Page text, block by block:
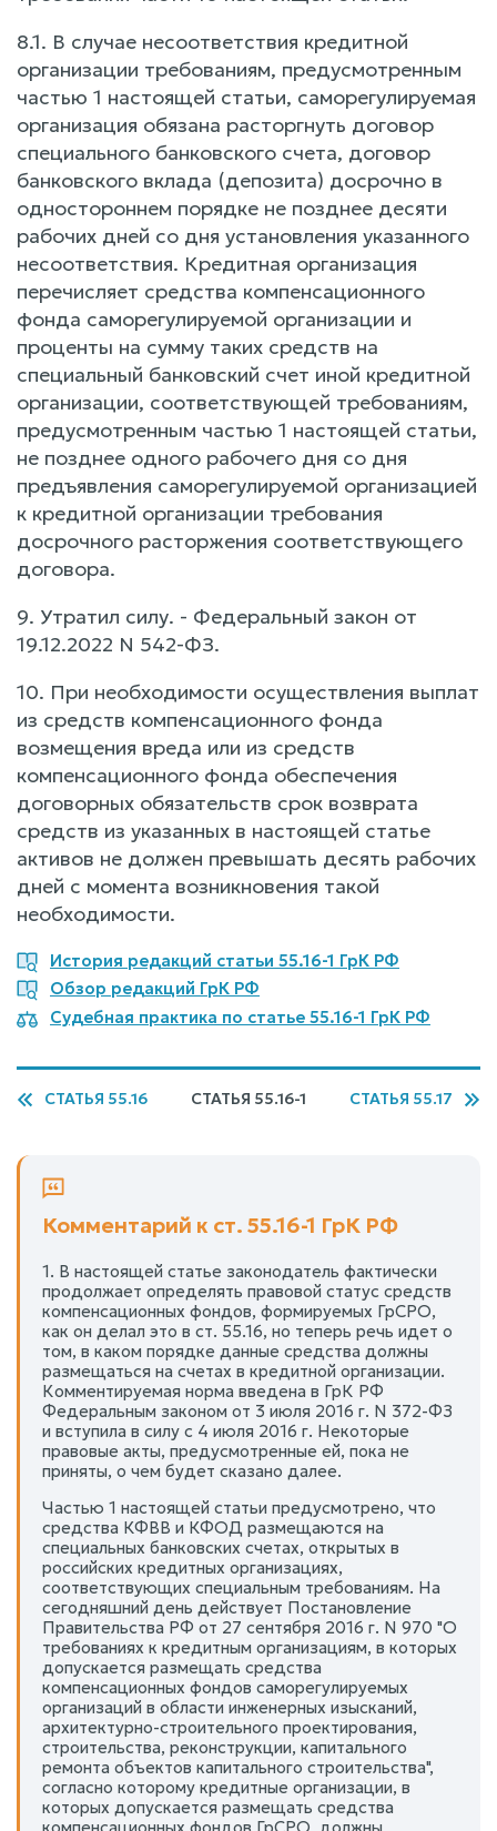
8.1. В случае несоответствия кредитной
организации требованиям, предусмотренным
частью 1 настоящей статьи, саморегулируемая
организация обязана расторгнуть договор
специального банковского счета, договор
банковского вклада (депозита) досрочно в
одностороннем порядке не позднее десяти
рабочих дней со дня установления указанного
несоответствия. Кредитная организация
перечисляет средства компенсационного
фонда саморегулируемой организации и
проценты на сумму таких средств на
специальный банковский счет иной кредитной
организации, соответствующей требованиям,
предусмотренным частью 1 настоящей статьи,
не позднее одного рабочего дня со дня
предъявления саморегулируемой организацией
к кредитной организации требования
досрочного расторжения соответствующего
договора.
9. Утратил силу. - Федеральный закон от
19.12.2022 N 542-ФЗ.
10. При необходимости осуществления выплат
из средств компенсационного фонда
возмещения вреда или из средств
компенсационного фонда обеспечения
договорных обязательств срок возврата
средств из указанных в настоящей статье
активов не должен превышать десять рабочих
дней с момента возникновения такой
необходимости.
История редакций статьи 55.16-1 ГрК РФ
Обзор редакций ГрК РФ
Судебная практика по статье 55.16-1 ГрК РФ
СТАТЬЯ 55.16 СТАТЬЯ 55.16-1 СТАТЬЯ 55.17
Комментарий к ст. 55.16-1 ГрК РФ
1. В настоящей статье законодатель фактически
продолжает определять правовой статус средств
компенсационных фондов, формируемых ГрСРО,
как он делал это в ст. 55.16, но теперь речь идет о
том, в каком порядке данные средства должны
размещаться на счетах в кредитной организации.
Комментируемая норма введена в ГрК РФ
Федеральным законом от 3 июля 2016 г. N 372-ФЗ
и вступила в силу с 4 июля 2016 г. Некоторые
правовые акты, предусмотренные ей, пока не
приняты, о чем будет сказано далее.
Частью 1 настоящей статьи предусмотрено, что
средства КФВВ и КФОД размещаются на
специальных банковских счетах, открытых в
российских кредитных организациях,
соответствующих специальным требованиям. На
сегодняшний день действует Постановление
Правительства РФ от 27 сентября 2016 г. N 970 "О
требованиях к кредитным организациям, в которых
допускается размещать средства
компенсационных фондов саморегулируемых
организаций в области инженерных изысканий,
архитектурно-строительного проектирования,
строительства, реконструкции, капитального
ремонта объектов капитального строительства",
согласно которому кредитные организации, в
которых допускается размещать средства
компенсационных фондов ГрСРО, должны